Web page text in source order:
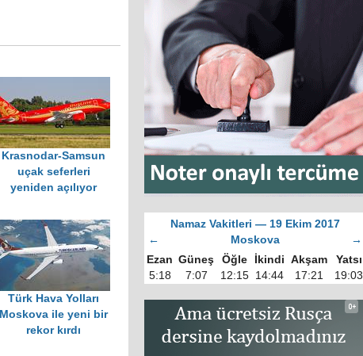
Krasnodar-Samsun
uçak seferleri
yeniden açılıyor
Türk Hava Yolları
Moskova ile yeni bir
rekor kırdı
Namaz Vakitleri — 19 Ekim 2017
←
Moskova
→
Ezan Güneş Öğle İkindi Akşam
Yatsı
5:18
7:07 12:15 14:44 17:21 19:03